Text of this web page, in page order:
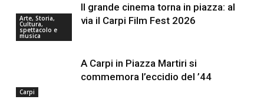
Arte, Storia,
Cultura,
spettacolo e
musica
Il grande cinema torna in piazza: al
via il Carpi Film Fest 2026
Carpi
A Carpi in Piazza Martiri si
commemora l’eccidio del ’44